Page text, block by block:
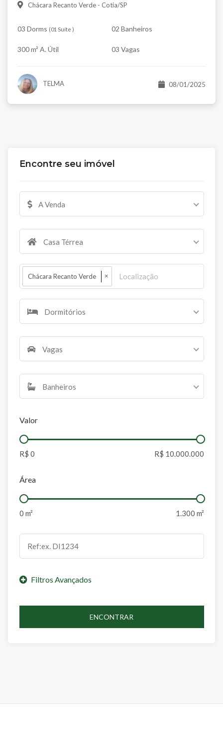
Encontre seu imóvel
A Venda
Casa Térrea
Chácara Recanto Verde ×
Dormitórios
Vagas
Banheiros
Valor
Área
ENCONTRAR
Chácara Recanto Verde - Cotia/SP
03 Dorms (01 Suíte ) 02 Banheiros
300 m² A. Útil 03 Vagas
TELMA 08/01/2025